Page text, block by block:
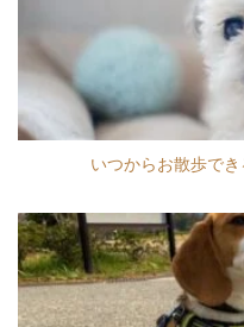
いつからお散歩で